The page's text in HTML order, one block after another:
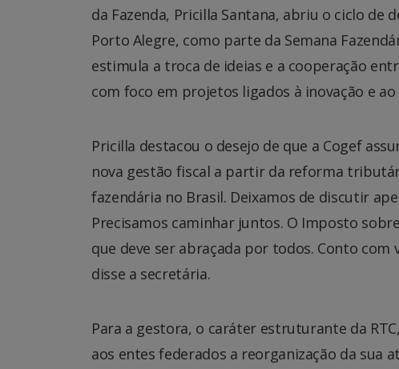
da Fazenda, Pricilla Santana, abriu o ciclo
Porto Alegre, como parte da Semana
estimula a troca de ideias e a cooperação
com foco em projetos ligados à inovação e
Pricilla destacou o desejo de que a Cogef
nova gestão fiscal a partir da reforma
fazendária no Brasil. Deixamos de discutir
Precisamos caminhar juntos. O Imposto
que deve ser abraçada por todos. Conto com
disse a secretária.
Para a gestora, o caráter estruturante da
aos entes federados a reorganização da sua